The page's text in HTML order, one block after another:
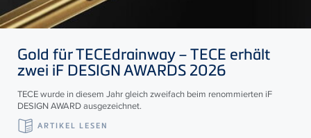
Gold fürTECEdrainway –TECE erhält
zwei iF DESIGN AWARDS 2026
TECE wurde in diesem Jahr gleich zweifach beim renommierten iF
DESIGN AWARD ausgezeichnet.
ARTIKEL LESEN